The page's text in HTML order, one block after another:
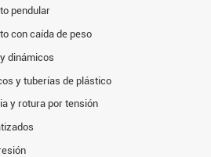
pendular
con caída de peso
dinámicos
y tuberías de plástico
y rotura por tensión